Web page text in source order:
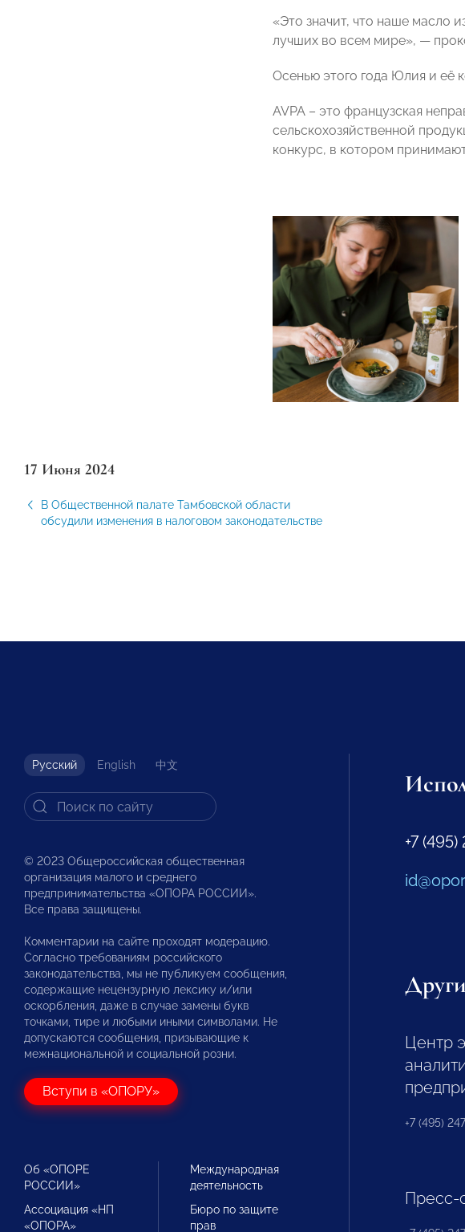
«Это значит, что наше масло
лучших во всем мире», —
Осенью этого года Юлия и её
AVPA – это французская
сельскохозяйственной
конкурс, в котором
17 Июня 2024
В Общественной палате Тамбовской области
обсудили изменения в налоговом законодательстве
Русский English 中文
© 2023 Общероссийская общественная
организация малого и среднего
предпринимательства «ОПОРА РОССИИ».
Все права защищены.
Комментарии на сайте проходят модерацию.
Согласно требованиям российского
законодательства, мы не публикуем сообщения,
содержащие нецензурную лексику и/или
оскорбления, даже в случае замены букв
точками, тире и любыми иными символами. Не
допускаются сообщения, призывающие к
межнациональной и социальной розни.
Вступи в «ОПОРУ»
Об «ОПОРЕ
РОССИИ»
Ассоциация «НП
«ОПОРА»
Международная
деятельность
Бюро по защите
прав
+7 (495)
Центр
+7 (495)
Пресс-